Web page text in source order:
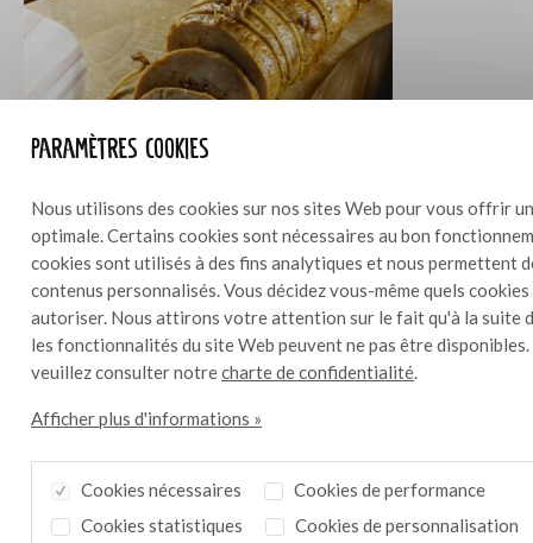
Paramètres cookies
Nous utilisons des cookies sur nos sites Web pour vous offrir
optimale. Certains cookies sont nécessaires au bon
cookies sont utilisés à des fins analytiques et nous permettent
contenus personnalisés. Vous décidez vous-même quels
autoriser. Nous attirons votre attention sur le fait qu'à la suite
les fonctionnalités du site Web peuvent ne pas être
veuillez consulter notrecharte de confidentialité.
Afficher plus d'informations »
Cookies nécessaires
Cookies de performance
Cookies statistiques
Cookies de personnalisation
Rôti de porc aux tomates grillées 4